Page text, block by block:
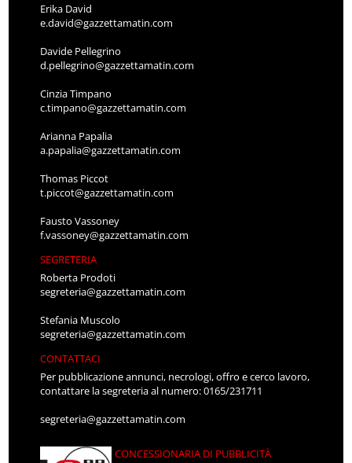
Erika David
e.david@gazzettamatin.com
Davide Pellegrino
d.pellegrino@gazzettamatin.com
Cinzia Timpano
c.timpano@gazzettamatin.com
Arianna Papalia
a.papalia@gazzettamatin.com
Thomas Piccot
t.piccot@gazzettamatin.com
Fausto Vassoney
f.vassoney@gazzettamatin.com
SEGRETERIA
Roberta Prodoti
segreteria@gazzettamatin.com
Stefania Muscolo
segreteria@gazzettamatin.com
CONTATTACI
Per pubblicazione annunci, necrologi, offro e cerco lavoro,
contattare la segreteria al numero: 0165/231711
segreteria@gazzettamatin.com
CONCESSIONARIA DI PUBBLICITÀ